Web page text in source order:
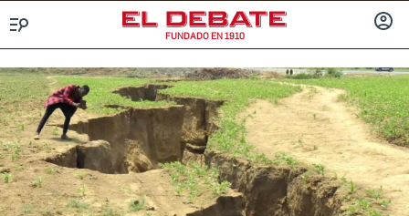
FUNDADO EN 1910